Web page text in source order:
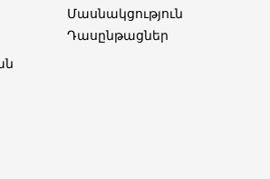
Մասնակցություն
Դասընթացներ